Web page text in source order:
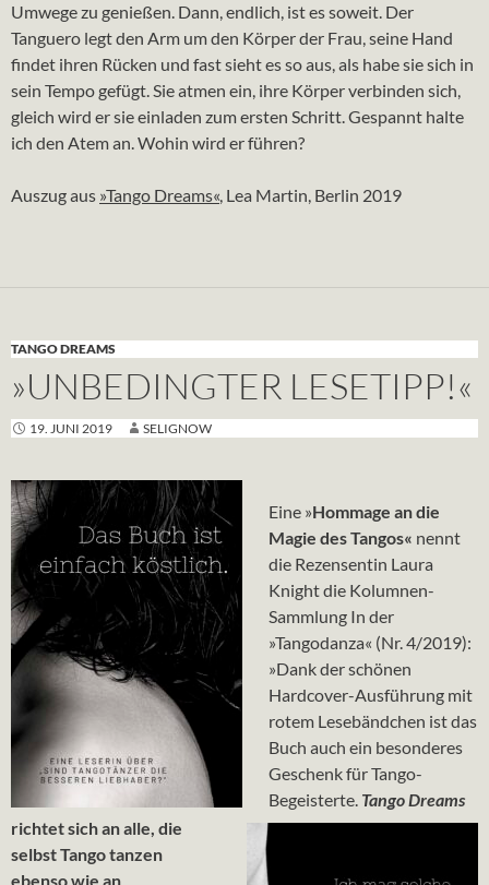
Umwege zu genießen. Dann, endlich, ist es soweit. Der
Tanguero legt den Arm um den Körper der Frau, seine Hand
findet ihren Rücken und fast sieht es so aus, als habe sie sich in
sein Tempo gefügt. Sie atmen ein, ihre Körper verbinden sich,
gleich wird er sie einladen zum ersten Schritt. Gespannt halte
ich den Atem an. Wohin wird er führen?
Auszug aus »Tango Dreams«, Lea Martin, Berlin 2019
TANGO DREAMS
»UNBEDINGTER LESETIPP!«
19. JUNI 2019 SELIGNOW
Eine »Hommage an die
Magie des Tangos« nennt
die Rezensentin Laura
Knight die Kolumnen-
Sammlung In der
»Tangodanza« (Nr. 4/2019):
»Dank der schönen
Hardcover-Ausführung mit
rotem Lesebändchen ist das
Buch auch ein besonderes
Geschenk für Tango-
Begeisterte. Tango Dreams
richtet sich an alle, die
selbst Tango tanzen
ebenso wie an